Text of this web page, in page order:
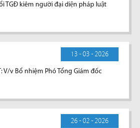
TGĐ kiêm người đại diện pháp luật
13 - 03 - 2026
V/v Bổ nhiệm Phó Tổng Giám đốc
26 - 02 - 2026